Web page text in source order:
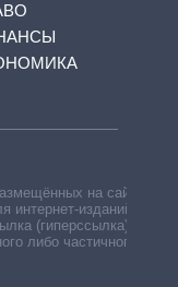
на сайте,
интернет-изданий —
(гиперссылка)
либо частичного